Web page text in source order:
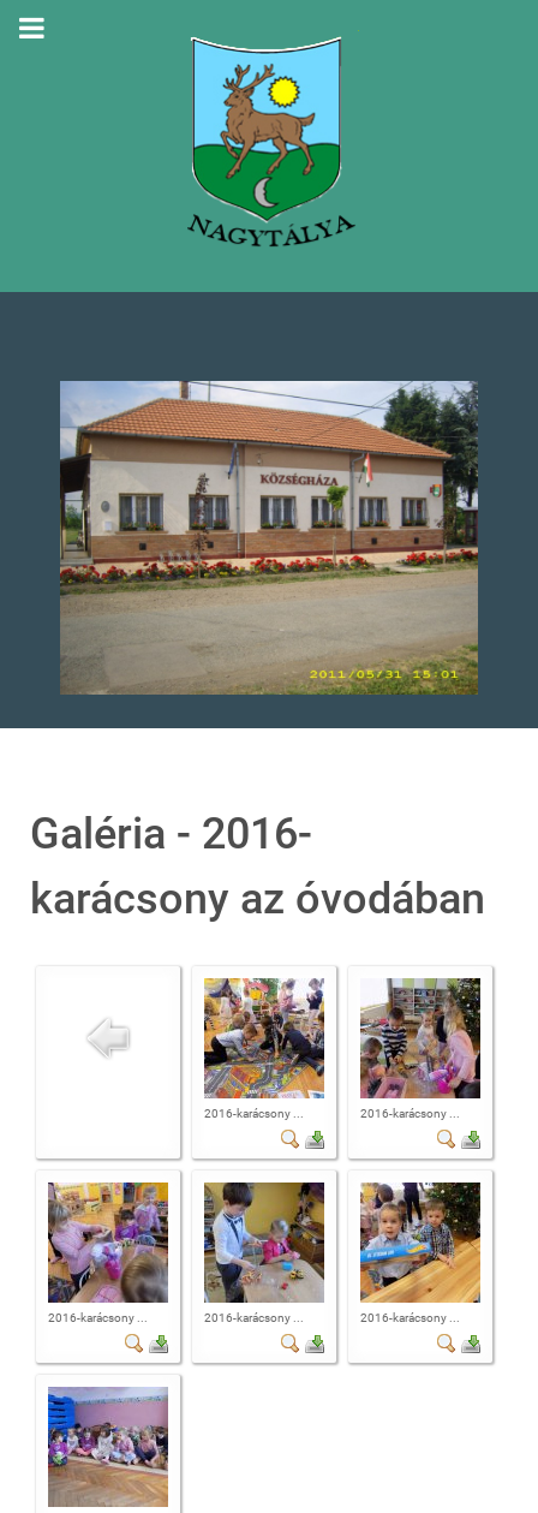
Galéria - 2016-
karácsony az óvodában
2016-karácsony ... 2016-karácsony ...
2016-karácsony ... 2016-karácsony ... 2016-karácsony ...